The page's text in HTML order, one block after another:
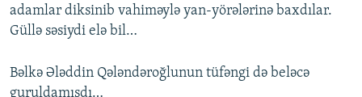
adamlar diksinib vahiməylə yan-yörələrinə baxdılar.
Güllə səsiydi elə bil…
Bəlkə Ələddin Qələndəroğlunun tüfəngi də beləcə
guruldamışdı…